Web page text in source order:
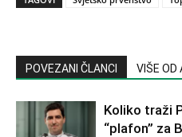
POVEZANI ČLANCI VIŠE OD
Koliko traži
“plafon” za